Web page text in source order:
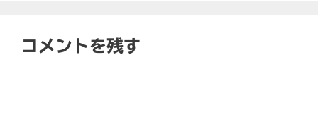
コメントを残す